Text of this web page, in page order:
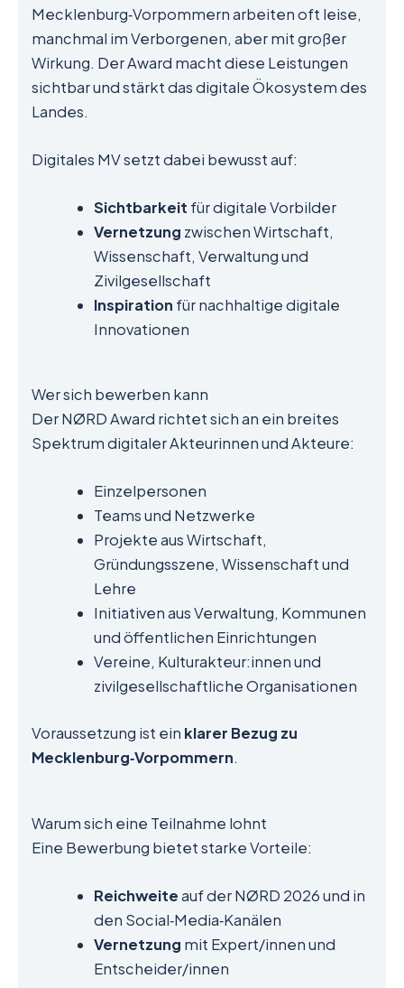
Mecklenburg‑Vorpommern arbeiten oft leise,
manchmal im Verborgenen, aber mit großer
Wirkung. Der Award macht diese Leistungen
sichtbar und stärkt das digitale Ökosystem des
Landes.
Digitales MV setzt dabei bewusst auf:
Sichtbarkeit für digitale Vorbilder
Vernetzung zwischen Wirtschaft,
Wissenschaft, Verwaltung und
Zivilgesellschaft
Inspiration für nachhaltige digitale
Innovationen
Wer sich bewerben kann
Der NØRD Award richtet sich an ein breites
Spektrum digitaler Akteurinnen und Akteure:
Einzelpersonen
Teams und Netzwerke
Projekte aus Wirtschaft,
Gründungsszene, Wissenschaft und
Lehre
Initiativen aus Verwaltung, Kommunen
und öffentlichen Einrichtungen
Vereine, Kulturakteur:innen und
zivilgesellschaftliche Organisationen
Voraussetzung ist ein klarer Bezug zu
Mecklenburg‑Vorpommern.
Warum sich eine Teilnahme lohnt
Eine Bewerbung bietet starke Vorteile:
Reichweiteauf der NØRD 2026 und in
den Social‑Media‑Kanälen
Vernetzung mit Expert/innen und
Entscheider/innen